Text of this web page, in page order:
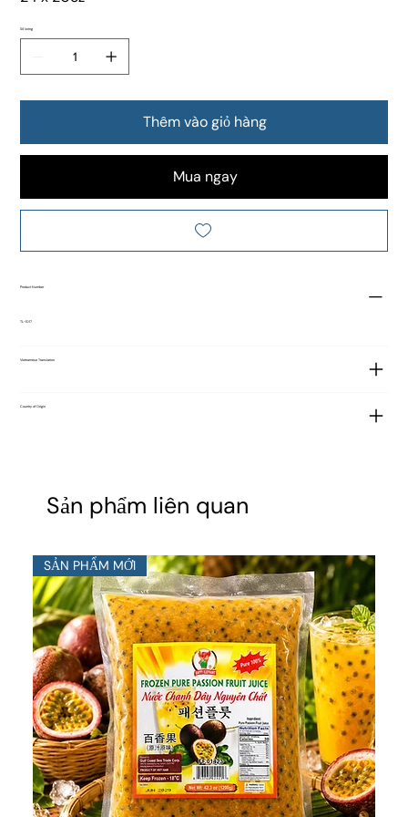
Số lượng
Thêm vào giỏ hàng
Mua ngay
Product Number
TL-1017
Vietnamese Translation
Country of Origin
Sản phẩm liên quan
SẢN PHẨM MỚI